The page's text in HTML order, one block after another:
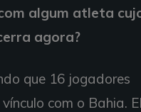
algum atleta
agora?
que 16 jogadores
com o Bahia.